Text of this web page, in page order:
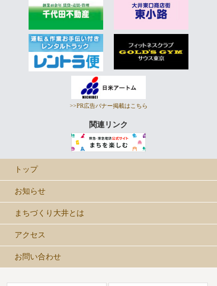
>>PR広告バナー掲載はこちら
関連リンク
トップ
お知らせ
まちづくり大井とは
アクセス
お問い合わせ